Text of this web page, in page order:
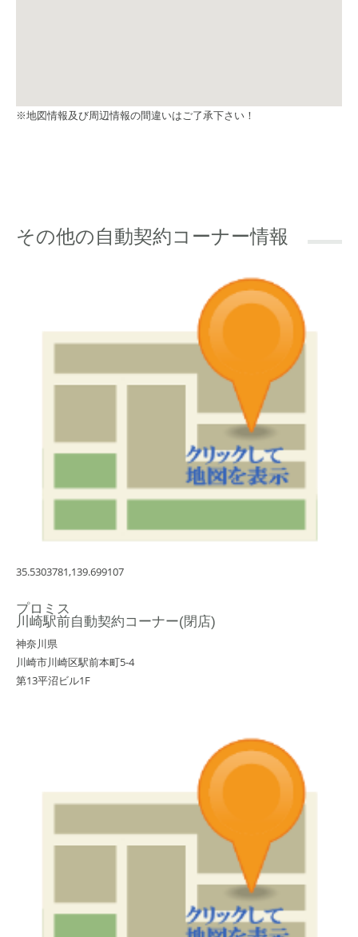
※地図情報及び周辺情報の間違いはご了承下さい！
その他の自動契約コーナー情報
35.5303781,139.699107
プロミス
川崎駅前自動契約コーナー(閉店)
神奈川県
川崎市川崎区駅前本町5-4
第13平沼ビル1F